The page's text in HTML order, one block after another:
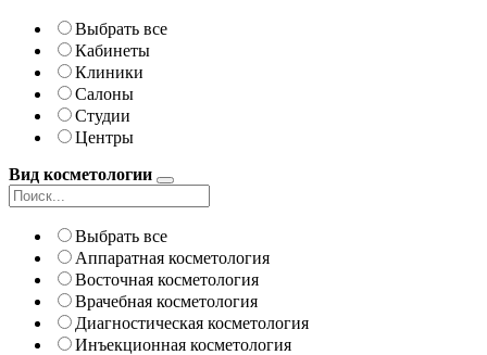
Выбрать все
Кабинеты
Клиники
Салоны
Студии
Центры
Вид косметологии
Выбрать все
Аппаратная косметология
Восточная косметология
Врачебная косметология
Диагностическая косметология
Инъекционная косметология